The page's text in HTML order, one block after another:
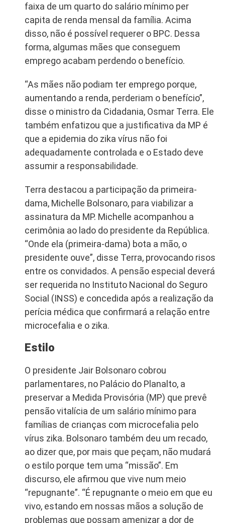
faixa de um quarto do salário mínimo per
capita de renda mensal da família. Acima
disso, não é possível requerer o BPC. Dessa
forma, algumas mães que conseguem
emprego acabam perdendo o benefício.
“As mães não podiam ter emprego porque,
aumentando a renda, perderiam o benefício”,
disse o ministro da Cidadania, Osmar Terra. Ele
também enfatizou que a justificativa da MP é
que a epidemia do zika vírus não foi
adequadamente controlada e o Estado deve
assumir a responsabilidade.
Terra destacou a participação da primeira-
dama, Michelle Bolsonaro, para viabilizar a
assinatura da MP. Michelle acompanhou a
cerimônia ao lado do presidente da República.
“Onde ela (primeira-dama) bota a mão, o
presidente ouve”, disse Terra, provocando risos
entre os convidados. A pensão especial deverá
ser requerida no Instituto Nacional do Seguro
Social (INSS) e concedida após a realização da
perícia médica que confirmará a relação entre
microcefalia e o zika.
Estilo
O presidente Jair Bolsonaro cobrou
parlamentares, no Palácio do Planalto, a
preservar a Medida Provisória (MP) que prevê
pensão vitalícia de um salário mínimo para
famílias de crianças com microcefalia pelo
vírus zika. Bolsonaro também deu um recado,
ao dizer que, por mais que peçam, não mudará
o estilo porque tem uma “missão”. Em
discurso, ele afirmou que vive num meio
“repugnante”. “É repugnante o meio em que eu
vivo, estando em nossas mãos a solução de
problemas que possam amenizar a dor de